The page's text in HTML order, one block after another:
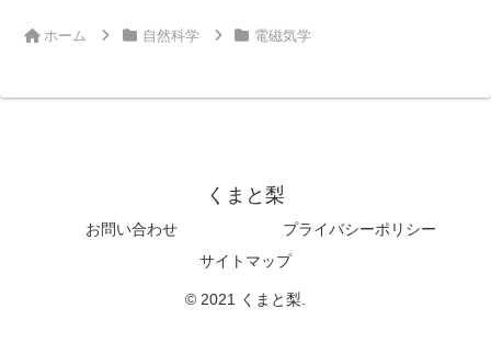
ホーム 自然科学 電磁気学
くまと梨
お問い合わせ
プライバシーポリシー
サイトマップ
© 2021 くまと梨.